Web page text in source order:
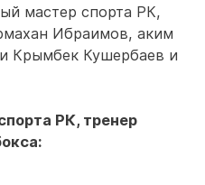
мастер спорта РК,
Ибраимов, аким
Крымбек Кушербаев и
РК, тренер